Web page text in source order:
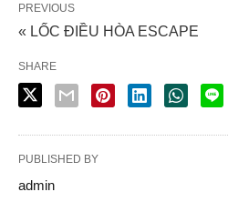
PREVIOUS
« LỐC ĐIỀU HÒA ESCAPE
SHARE
PUBLISHED BY
admin